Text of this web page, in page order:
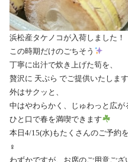
浜松産タケノコが入荷しました！
この時期だけのごちそう
丁寧に出汁で炊き上げた筍を、
贅沢に 天ぷら でご提供いたします
外はサクッと、
中はやわらかく、じゅわっと広が
ひと口で春を満喫できます
本日4/15(水)もたくさんのご予約
‍♀️
わずかですが、お席のご用意ござ